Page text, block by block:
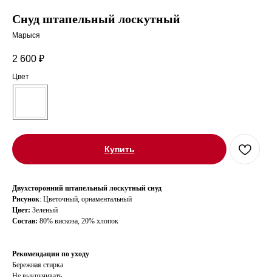
Снуд штапельный лоскутный
Марыся
2 600 ₽
Цвет
Купить
Двухсторонний штапельный лоскутный снуд
Рисунок: Цветочный, орнаментальный
Цвет: Зеленый
Состав: 80% вискоза, 20% хлопок
Рекомендации по уходу
Бережная стирка